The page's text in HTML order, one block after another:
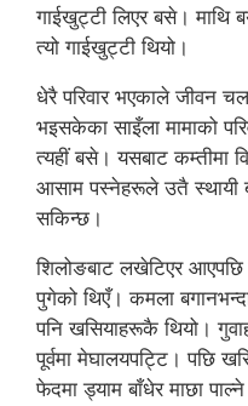
गाईखुट्टी लिएर बसे। माथि
त्यो गाईखुट्टी थियो।
धेरै परिवार भएकाले जीवन
भइसकेका साइँला मामाको
त्यहीं बसे। यसबाट
आसाम पस्नेहरूले उतै स्थायी
सकिन्छ।
शिलोङबाट लखेटिएर आएपछि
पुगेको थिएँ। कमला
पनि खसियाहरूकै थियो।
पूर्वमा मेघालयपट्टि। पछि
फेदमा ड्याम बाँधेर माछा पाल्ने